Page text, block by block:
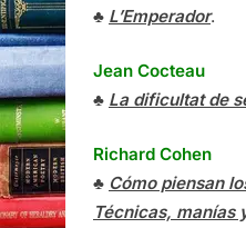
♣ L’Emperador.
Jean Cocteau
♣ La dificultat de
Richard Cohen
♣ Cómo piensan
Técnicas, manías